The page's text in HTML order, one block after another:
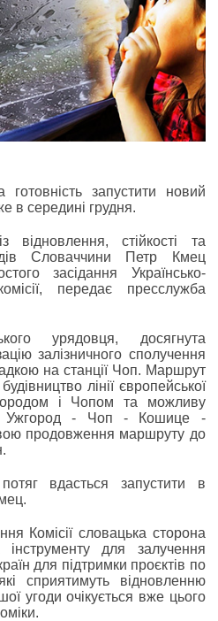
готовність запустити новий
в середині грудня.
стійкості та
Словаччини Петр Кмец
засідання Українсько-
передає пресслужба
урядовця, досягнута
залізничного сполучення
на станції Чоп. Маршрут
лінії європейської
і Чопом та можливу
Ужгород - Чоп - Кошице -
продовження маршруту до
вдасться запустити в
Комісії словацька сторона
для залучення
для підтримки проєктів по
сприятимуть відновленню
угоди очікується вже цього